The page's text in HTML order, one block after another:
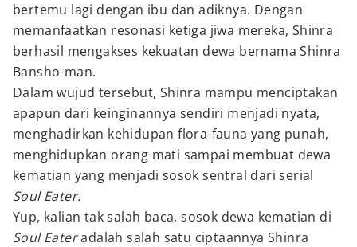
bertemu lagi dengan ibu dan adiknya. Dengan
memanfaatkan resonasi ketiga jiwa mereka, Shinra
berhasil mengakses kekuatan dewa bernama Shinra
Bansho-man.
Dalam wujud tersebut, Shinra mampu menciptakan
apapun dari keinginannya sendiri menjadi nyata,
menghadirkan kehidupan flora-fauna yang punah,
menghidupkan orang mati sampai membuat dewa
kematian yang menjadi sosok sentral dari serial
Soul Eater.
Yup, kalian tak salah baca, sosok dewa kematian di
Soul Eateradalah salah satu ciptaannya Shinra